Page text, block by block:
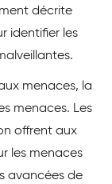
décrite
identifier les
menaces, la
menaces. Les
offrent aux
les menaces
avancées de